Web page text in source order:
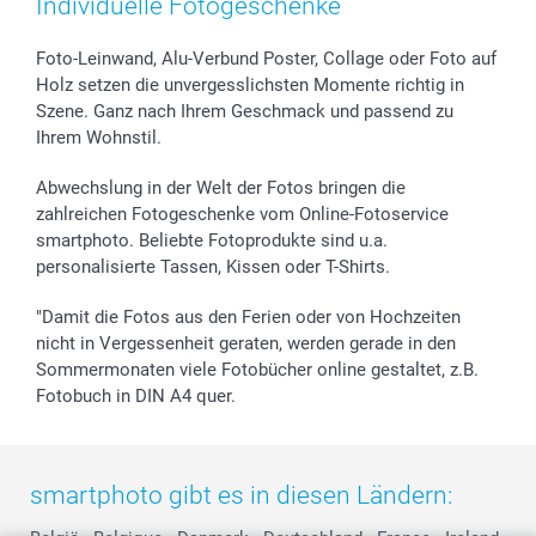
Sticker & Etiketten
Geschenk-Gutscheine (PDF)
Presse
Partnerprogramme
Investor Relations
Widerrufsrecht
Kommunion & Konfirmation
Hochzeit
Geburtstag
Zu allen Anlässen
Lieferfristen
72h Lieferung
Zahlungsmöglichkeiten
Status der Bestellung
smartfriends
smartgarantie
smartbonus
Individuelle Fotogeschenke
Foto-Leinwand, Alu-Verbund Poster, Collage oder Foto auf
Holz setzen die unvergesslichsten Momente richtig in
Szene. Ganz nach Ihrem Geschmack und passend zu
Ihrem Wohnstil.
Abwechslung in der Welt der Fotos bringen die
zahlreichen Fotogeschenke vom Online-Fotoservice
smartphoto. Beliebte Fotoprodukte sind u.a.
personalisierte Tassen, Kissen oder T-Shirts.
"Damit die Fotos aus den Ferien oder von Hochzeiten
nicht in Vergessenheit geraten, werden gerade in den
Sommermonaten viele Fotobücher online gestaltet, z.B.
Fotobuch in DIN A4 quer.
smartphoto gibt es in diesen Ländern: